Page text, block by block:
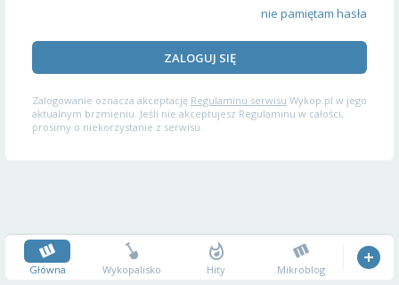
nie pamiętam hasła
ZALOGUJ SIĘ
Zalogowanie oznacza akceptację Regulaminu serwisu Wykop.pl w jego
aktualnym brzmieniu. Jeśli nie akceptujesz Regulaminu w całości,
prosimy o niekorzystanie z serwisu.
Główna Wykopalisko Hity Mikroblog